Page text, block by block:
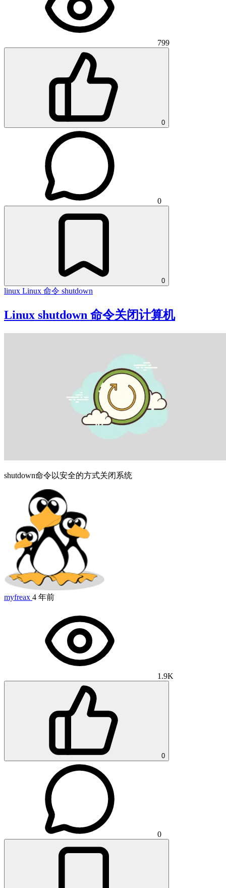
799
0
0
0
linux Linux 命令 shutdown
Linux shutdown 命令关闭计算机
shutdown命令以安全的方式关闭系统
myfreax 4 年前
1.9K
0
0